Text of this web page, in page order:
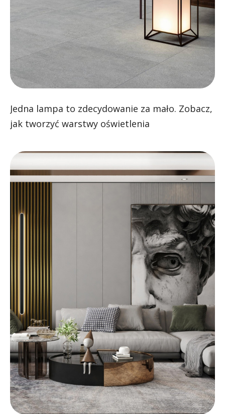
Jedna lampa to zdecydowanie za mało. Zobacz,
jak tworzyć warstwy oświetlenia